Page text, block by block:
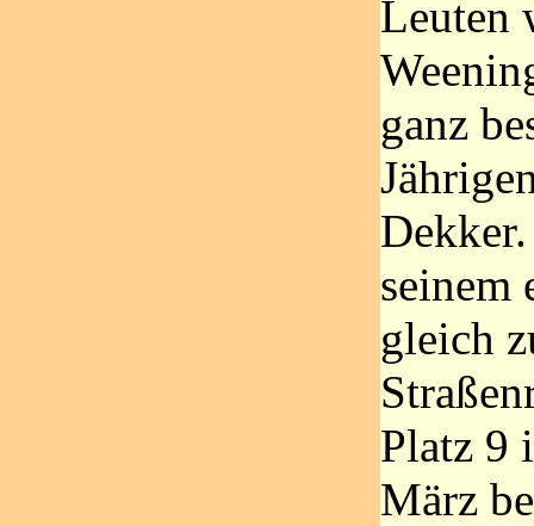
Leuten
ganz
seinem
gleich
Platz 9
März